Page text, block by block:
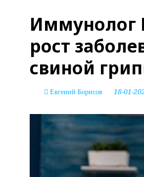
Иммунолог
рост
свиной
Евгений Борисов 18-01-